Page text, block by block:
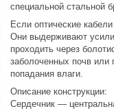
специальной стальной
Если оптические
Они выдерживают
проходить через
заболоченных почв
попадания влаги.
Описание конструкции:
Сердечник —